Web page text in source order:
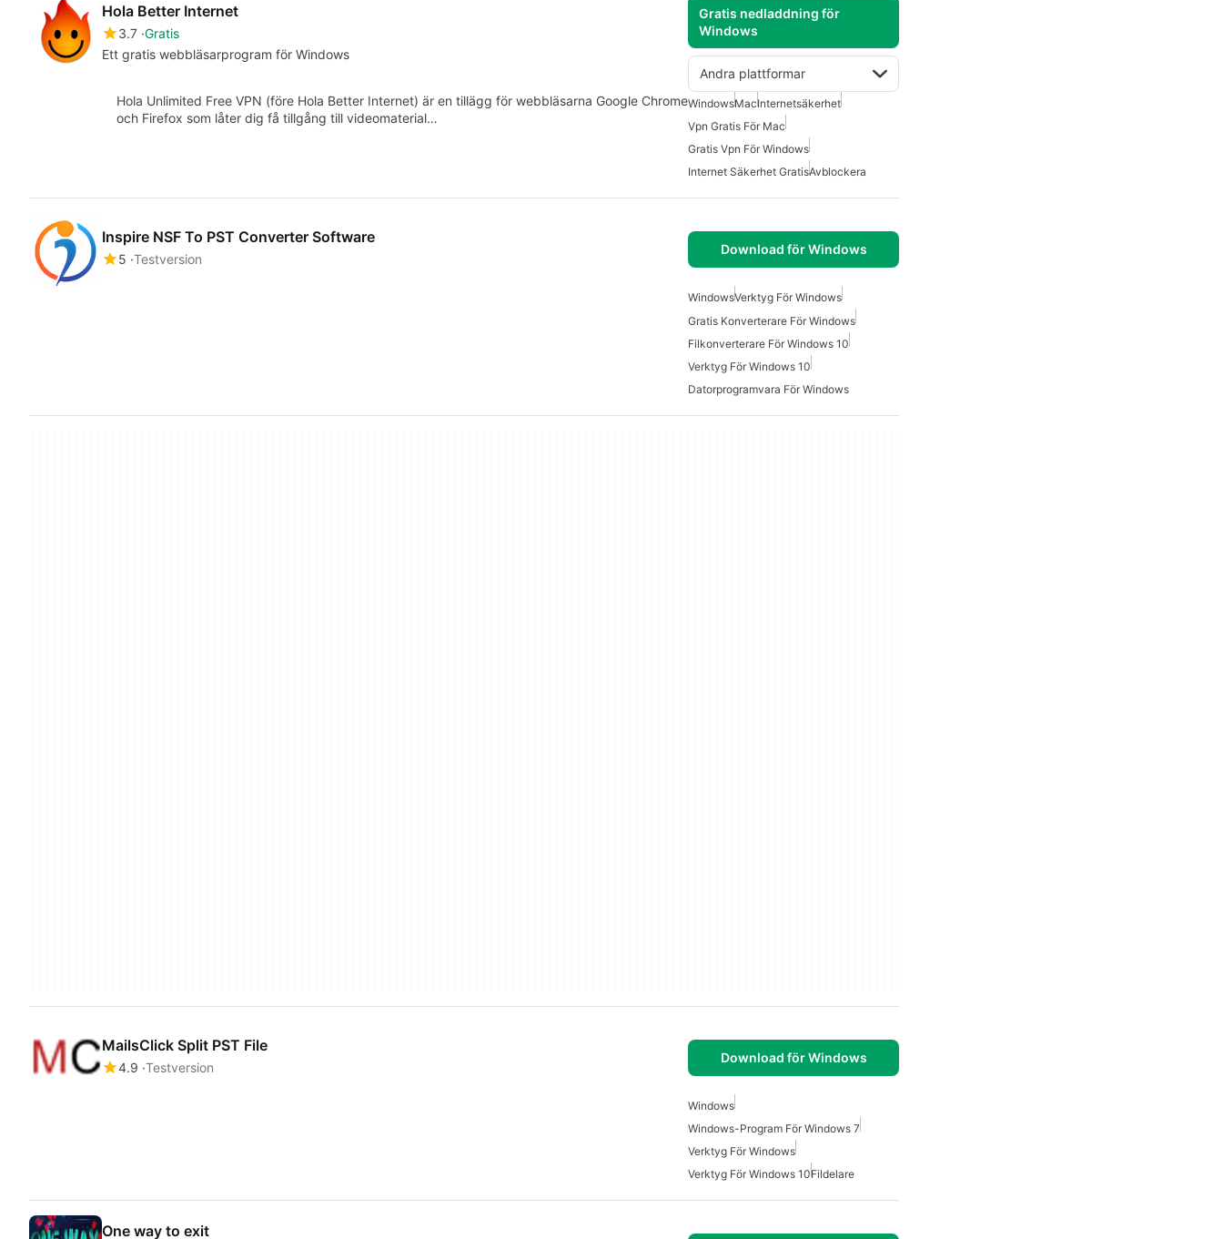
Hola Better Internet
3.7 Gratis
Ett gratis webbläsarprogram för Windows
Gratis nedladdning för
Windows
Andra plattformar
Hola Unlimited Free VPN (före Hola Better Internet) är en tillägg för webbläsarna Google Chrome
och Firefox som låter dig få tillgång till videomaterial…
WindowsMacInternetsäkerhet
Vpn Gratis För Mac
Gratis Vpn För Windows
Internet Säkerhet GratisAvblockera
Inspire NSF To PST Converter Software
5 Testversion
Download för Windows
WindowsVerktyg För Windows
Gratis Konverterare För Windows
Filkonverterare För Windows 10
Verktyg För Windows 10
Datorprogramvara För Windows
MailsClick Split PST File
4.9 Testversion
Download för Windows
Windows
Windows-Program För Windows 7
Verktyg För Windows
Verktyg För Windows 10Fildelare
One way to exit